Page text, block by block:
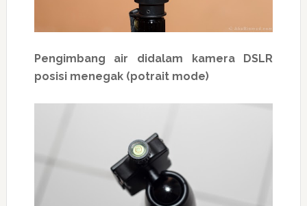
Pengimbang air didalam kamera DSLR
posisi menegak (potrait mode)